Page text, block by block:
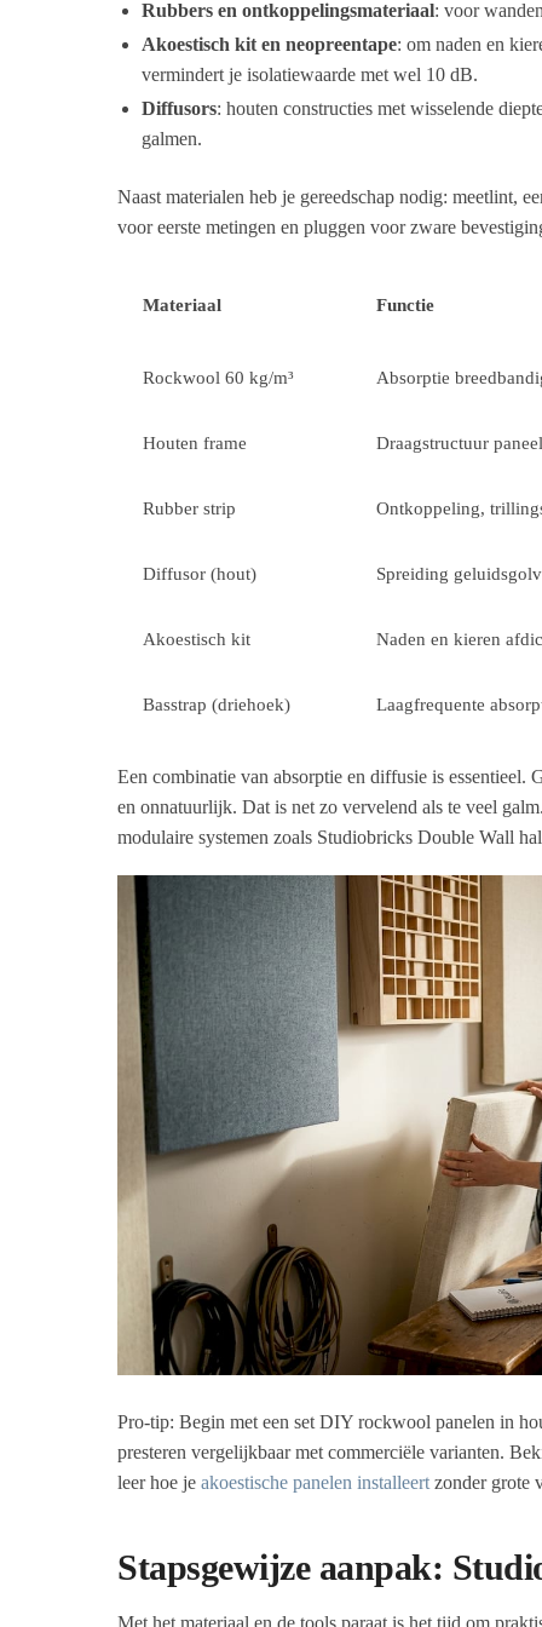
Rubbers en ontkoppelingsmateriaal: voor
Akoestisch kit en neopreentape: om naden en
vermindert je isolatiewaarde met wel 10 dB.
Diffusors: houten constructies met wisselende
galmen.
Naast materialen heb je gereedschap nodig: meetlint,
voor eerste metingen en pluggen voor zware
Materiaal Functie
Rockwool 60 kg/m³ Absorptie
Houten frame Draagstructuur
Rubber strip Ontkoppeling,
Diffusor (hout) Spreiding
Akoestisch kit Naden en kieren
Basstrap (driehoek) Laagfrequente
Een combinatie van absorptie en diffusie is
en onnatuurlijk. Dat is net zo vervelend als te veel
modulaire systemen zoals Studiobricks Double Wall
Pro-tip: Begin met een set DIY rockwool panelen in
presteren vergelijkbaar met commerciële varianten.
leer hoe je akoestische panelen installeert zonder grote
Stapsgewijze aanpak:
Met het materiaal en de tools paraat is het tijd om